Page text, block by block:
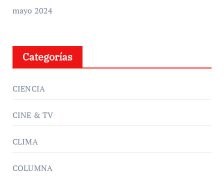
mayo 2024
Categorías
CIENCIA
CINE & TV
CLIMA
COLUMNA